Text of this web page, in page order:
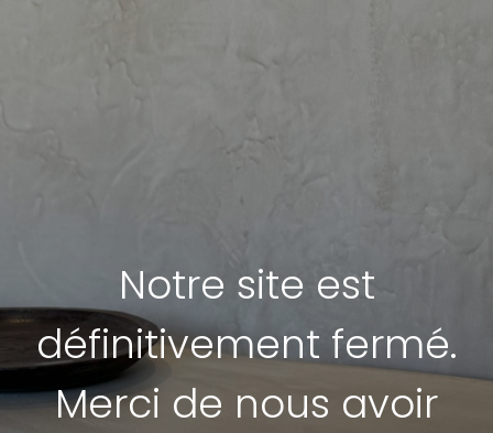
Notre site est
définitivement fermé.
Merci de nous avoir